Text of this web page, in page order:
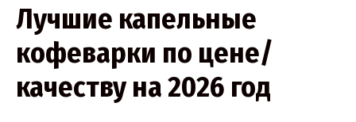
Лучшие капельные
кофеварки по цене/
качеству на 2026 год